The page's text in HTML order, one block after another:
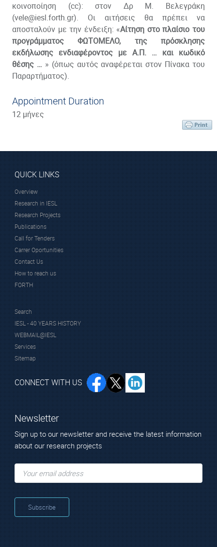
κοινοποίηση (cc): στον Δρ Μ. Βελεγράκη
(vele@iesl.forth.gr). Οι αιτήσεις θα πρέπει να
αποσταλούν με την ένδειξη: «Αίτηση στο πλαίσιο του
προγράμματος ΦΩΤΟΜΕΛΟ, της πρόσκλησης
εκδήλωσης ενδιαφέροντος με Α.Π. … και κωδικό
θέσης … » (όπως αυτός αναφέρεται στον Πίνακα του
Παραρτήματος).
Appointment Duration
12 μήνες
QUICK LINKS
Overview
Research in IESL
Research Projects
Publications
Call for Tenders
Carrer Oportunities
Contact Us
How to reach us
FORTH
Search
IESL - 40 YEARS HISTORY
WEBMAIL@IESL
Services
Sitemap
CONNECT WITH US
Newsletter
Sign up to our newsletter and receive the latest information
about our research projects